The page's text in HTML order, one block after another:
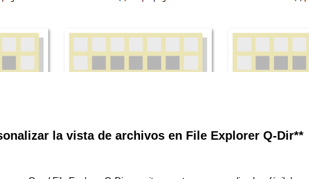
la vista de archivos en File Explorer Q-Dir**